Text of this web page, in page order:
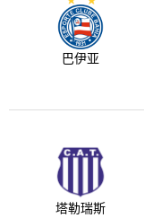
巴伊亚
塔勒瑞斯